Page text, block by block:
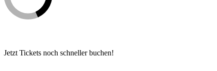
Jetzt Tickets noch schneller buchen!